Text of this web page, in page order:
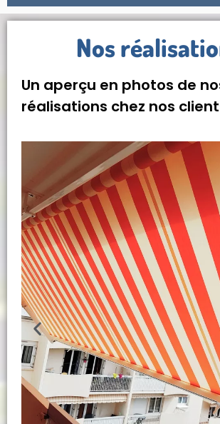
Nos
Un aperçu en photos de
réalisations chez nos